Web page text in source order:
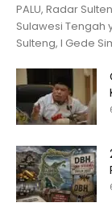
PALU, Radar
Sulawesi Tengah
Sulteng, I Gede